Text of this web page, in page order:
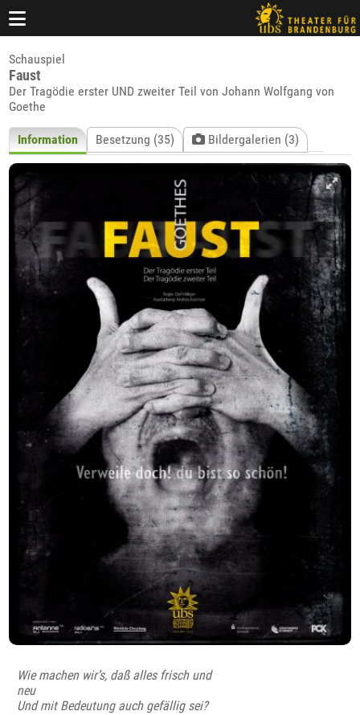
Schauspiel
Faust
Der Tragödie erster UND zweiter Teil von Johann Wolfgang von
Goethe
Information Besetzung (35) Bildergalerien (3)
Wie machen wir’s, daß alles frisch und
neu
Und mit Bedeutung auch gefällig sei?